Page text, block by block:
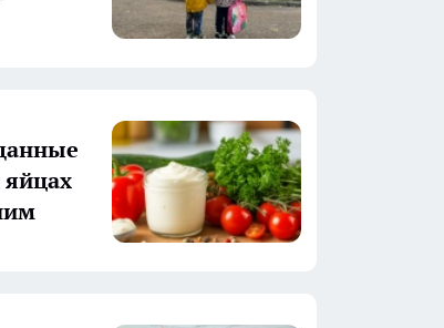
яйцах